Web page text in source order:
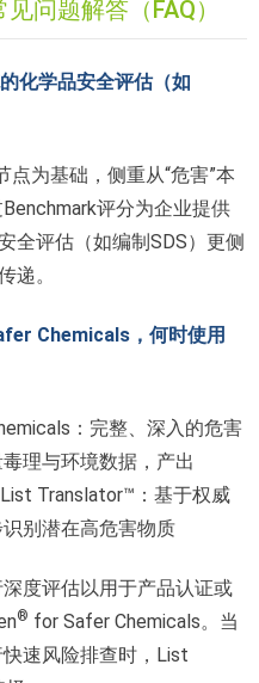
问题解答（FAQ）
化学品安全评估（如
点为基础，侧重从“危害”本
评分为企业提供
全评估（如编制SDS）更侧
递。
Chemicals，何时使用
：完整、深入的危害
理与环境数据，产出
Translator™：基于权威
别潜在高危害物质
度评估以用于产品认证或
® for Safer Chemicals。当
速风险排查时，List